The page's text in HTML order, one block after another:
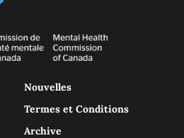
Nouvelles
Termes et Conditions
Archive